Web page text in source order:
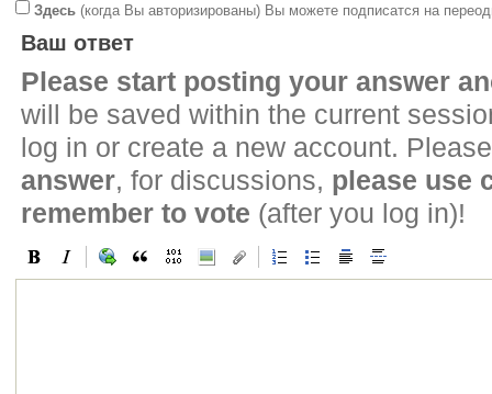
Здесь (когда Вы авторизированы) Вы можете подписатся на
Ваш ответ
Please start posting your answer
will be saved within the current
log in or create a new account.
answer, for discussions, please use
remember to vote (after you log in)!